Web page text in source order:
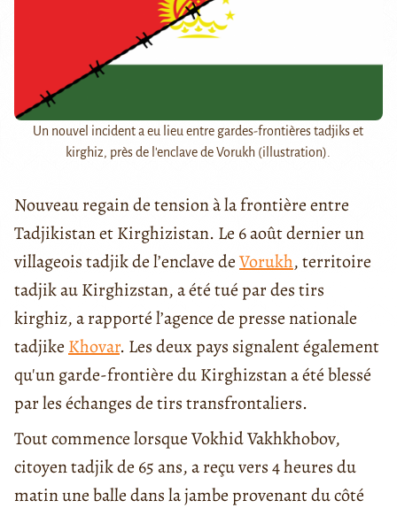
Un nouvel incident a eu lieu entre gardes-frontières tadjiks et
kirghiz, près de l'enclave de Vorukh (illustration).
Nouveau regain de tension à la frontière entre
Tadjikistan et Kirghizistan. Le 6 août dernier un
villageois tadjik de l’enclave deVorukh, territoire
tadjik au Kirghizstan, a été tué par des tirs
kirghiz, a rapporté l’agence de presse nationale
tadjike Khovar. Les deux pays signalent également
qu'un garde-frontière du Kirghizstan a été blessé
par les échanges de tirs transfrontaliers.
Tout commence lorsque Vokhid Vakhkhobov,
citoyen tadjik de 65 ans, a reçu vers 4 heures du
matin une balle dans la jambe provenant du côté